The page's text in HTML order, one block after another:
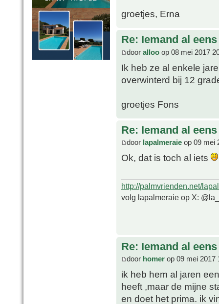
groetjes, Erna
Re: Iemand al
door alloo op 08 mei 2017
Ik heb ze al enkele
overwinterd bij 12
groetjes Fons
Re: Iemand al
door lapalmeraie op 09 mei
Ok, dat is toch al iets
http://palmvrienden.net/
volg lapalmeraie op X:
Re: Iemand al
door homer op 09 mei 2017
ik heb hem al jaren
heeft ,maar de mijne
en doet het prima. ik